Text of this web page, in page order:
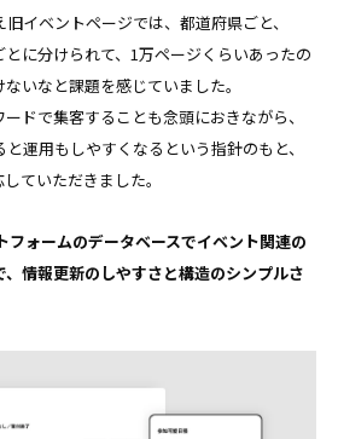
イベントページでは、都道府県ごと、
に分けられて、1万ページくらいあったの
いなと課題を感じていました。
ドで集客することも念頭におきながら、
運用もしやすくなるという指針のもと、
ていただきました。
ォームのデータベースでイベント関連の
情報更新のしやすさと構造のシンプルさ